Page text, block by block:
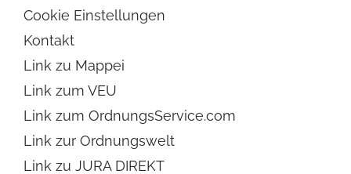
Cookie Einstellungen
Kontakt
Link zu Mappei
Link zum VEU
Link zum OrdnungsService.com
Link zur Ordnungswelt
Link zu JURA DIREKT